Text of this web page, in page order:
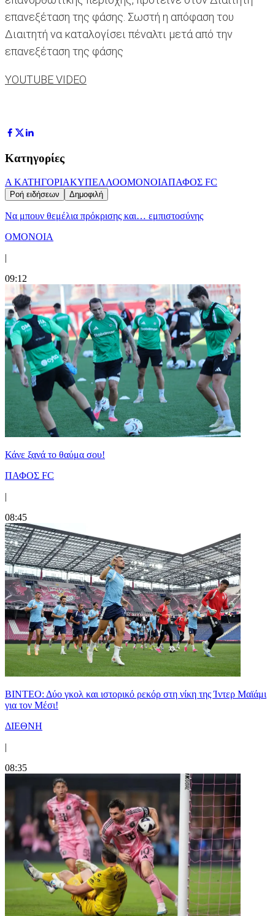
επανεξέταση της φάσης. Σωστή η απόφαση του
Διαιτητή να καταλογίσει πέναλτι μετά από την
επανεξέταση της φάσης
YOUTUBE VIDEO
Κατηγορίες
Α ΚΑΤΗΓΟΡΙΑΚΥΠΕΛΛΟΟΜΟΝΟΙΑΠΑΦΟΣ FC
Ροή ειδήσεων Δημοφιλή
Να μπουν θεμέλια πρόκρισης και… εμπιστοσύνης
ΟΜΟΝΟΙΑ
|
09:12
Κάνε ξανά το θαύμα σου!
ΠΑΦΟΣ FC
|
08:45
ΒΙΝΤΕΟ: Δύο γκολ και ιστορικό ρεκόρ στη νίκη της Ίντερ Μαϊάμι
για τον Μέσι!
ΔΙΕΘΝΗ
|
08:35